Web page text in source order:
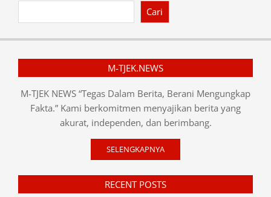
Cari
M-TJEK.NEWS
M-TJEK NEWS “Tegas Dalam Berita, Berani Mengungkap
Fakta.” Kami berkomitmen menyajikan berita yang
akurat, independen, dan berimbang.
SELENGKAPNYA
RECENT POSTS